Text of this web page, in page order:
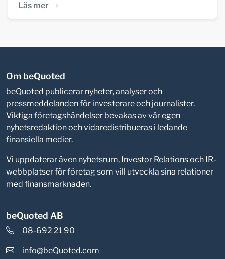
Läs mer
Om beQuoted
beQuoted publicerar nyheter, analyser och
pressmeddelanden för investerare och journalister.
Viktiga företagshändelser bevakas av vår egen
nyhetsredaktion och vidaredistribueras i ledande
finansiella medier.
Vi uppdaterar även nyhetsrum, Investor Relations och IR-
webbplatser för företag som vill utveckla sina relationer
med finansmarknaden.
beQuoted AB
08-692 21 90
info@beQuoted.com